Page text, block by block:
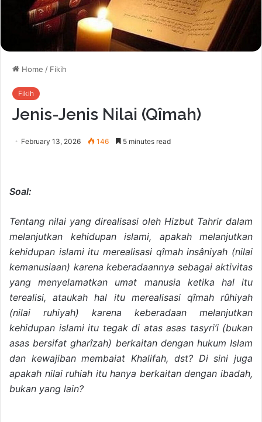
Home / Fikih
Fikih
Jenis-Jenis Nilai (Qîmah)
February 13, 2026 146 5 minutes read
Soal:
Tentang nilai yang direalisasi oleh Hizbut Tahrir dalam
melanjutkan kehidupan islami, apakah melanjutkan
kehidupan islami itu merealisasi qîmah insâniyah (nilai
kemanusiaan) karena keberadaannya sebagai aktivitas
yang menyelamatkan umat manusia ketika hal itu
terealisi, ataukah hal itu merealisasi qîmah rûhiyah
(nilai ruhiyah) karena keberadaan melanjutkan
kehidupan islami itu tegak di atas asas tasyri’i (bukan
asas bersifat gharîzah) berkaitan dengan hukum Islam
dan kewajiban membaiat Khalifah, dst? Di sini juga
apakah nilai ruhiah itu hanya berkaitan dengan ibadah,
bukan yang lain?